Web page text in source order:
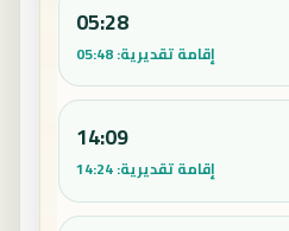
05:28
إقامة تقديرية:05:48
14:09
إقامة تقديرية:14:24